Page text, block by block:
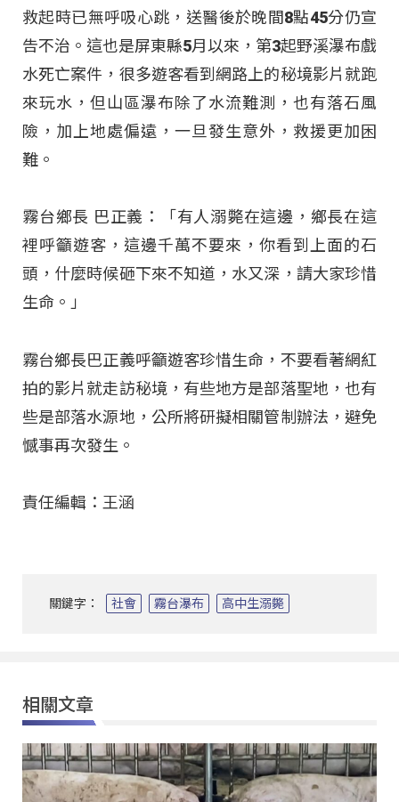
救起時已無呼吸心跳，送醫後於晚間8點45分仍宣
告不治。這也是屏東縣5月以來，第3起野溪瀑布戲
水死亡案件，很多遊客看到網路上的秘境影片就跑
來玩水，但山區瀑布除了水流難測，也有落石風
險，加上地處偏遠，一旦發生意外，救援更加困
難。
霧台鄉長 巴正義：「有人溺斃在這邊，鄉長在這
裡呼籲遊客，這邊千萬不要來，你看到上面的石
頭，什麼時候砸下來不知道，水又深，請大家珍惜
生命。」
霧台鄉長巴正義呼籲遊客珍惜生命，不要看著網紅
拍的影片就走訪秘境，有些地方是部落聖地，也有
些是部落水源地，公所將研擬相關管制辦法，避免
憾事再次發生。
責任編輯：王涵
關鍵字： 社會 霧台瀑布 高中生溺斃
相關文章